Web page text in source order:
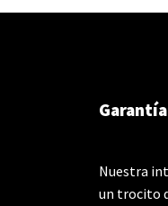
Nuestra
un trocito